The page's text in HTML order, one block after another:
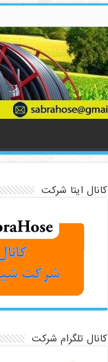
کانال ایتا شرکت
کانال تلگرام شرکت